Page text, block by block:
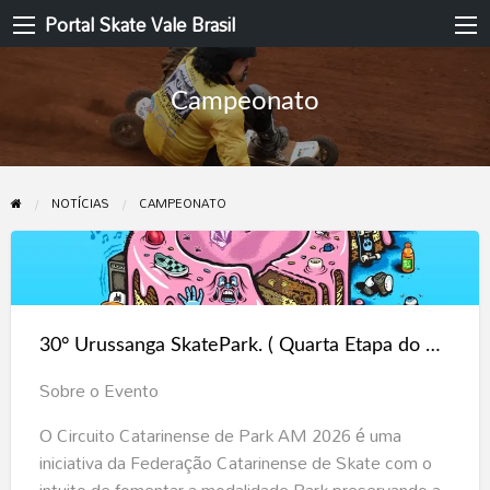
Portal Skate Vale Brasil
Campeonato
NOTÍCIAS CAMPEONATO
Urussanga
SkatePark.
Quarta
Circuito
30° Urussanga SkatePark. ( Quarta Etapa do Circuito Catarinense de Skate PARK)
Sobre o Evento
O Circuito Catarinense de Park AM 2026 é uma
iniciativa da Federação Catarinense de Skate com o